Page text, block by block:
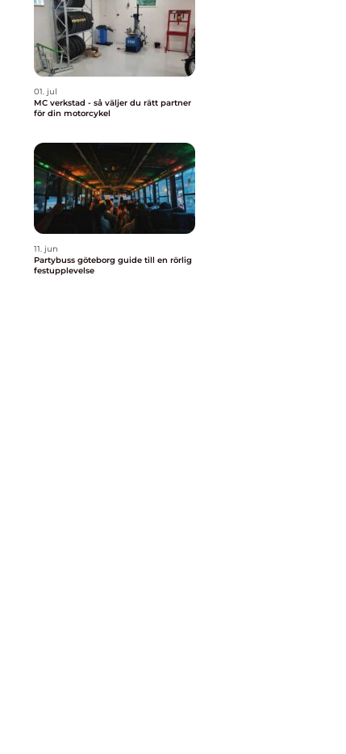
01. jul
MC verkstad - så väljer du rätt partner
för din motorcykel
11. jun
Partybuss göteborg guide till en rörlig
festupplevelse